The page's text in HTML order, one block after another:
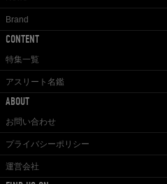
Brand
CONTENT
特集一覧
アスリート名鑑
ABOUT
お問い合わせ
プライバシーポリシー
運営会社